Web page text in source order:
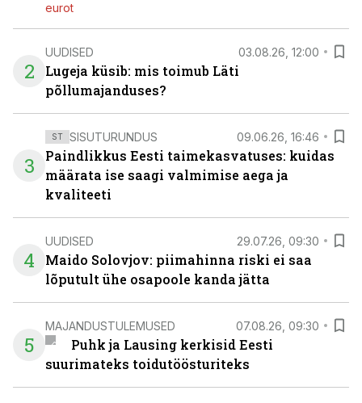
eurot
2
UUDISED 03.08.26, 12:00
Lugeja küsib: mis toimub Läti
põllumajanduses?
3
ST SISUTURUNDUS 09.06.26, 16:46
Paindlikkus Eesti taimekasvatuses: kuidas
määrata ise saagi valmimise aega ja
kvaliteeti
4
UUDISED 29.07.26, 09:30
Maido Solovjov: piimahinna riski ei saa
lõputult ühe osapoole kanda jätta
5
MAJANDUSTULEMUSED 07.08.26, 09:30
Puhk ja Lausing kerkisid Eesti
suurimateks toidutöösturiteks